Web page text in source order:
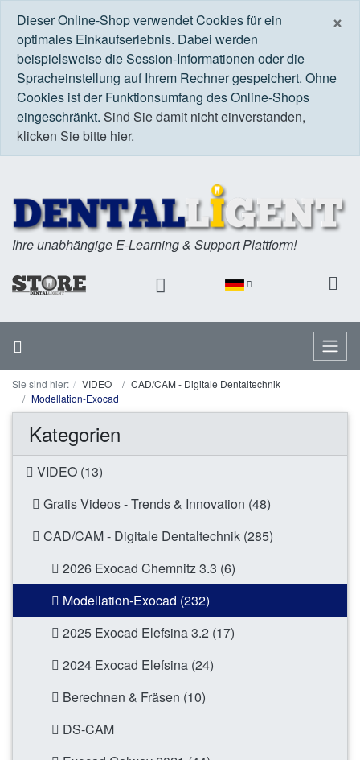
×
Dieser Online-Shop verwendet Cookies für ein
optimales Einkaufserlebnis. Dabei werden
beispielsweise die Session-Informationen oder die
Spracheinstellung auf Ihrem Rechner gespeichert. Ohne
Cookies ist der Funktionsumfang des Online-Shops
eingeschränkt. Sind Sie damit nicht einverstanden,
klicken Sie bitte hier.
Ihre unabhängige E-Learning & Support Plattform!
Menü
Sie sind hier: VIDEO
CAD/CAM - Digitale Dentaltechnik
Modellation-Exocad
Kategorien
VIDEO (13)
Gratis Videos - Trends & Innovation (48)
CAD/CAM - Digitale Dentaltechnik (285)
2026 Exocad Chemnitz 3.3 (6)
Modellation-Exocad (232)
2025 Exocad Elefsina 3.2 (17)
2024 Exocad Elefsina (24)
Berechnen & Fräsen (10)
DS-CAM